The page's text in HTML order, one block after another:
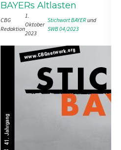
BAYERs Altlasten
CBG
Redaktion
1.
Oktober
2023
Stichwort BAYER
und
SWB 04/2023